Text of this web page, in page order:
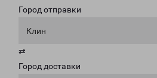
Город отправки
Клин
⇄
Город доставки